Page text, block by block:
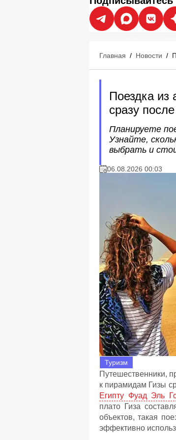
Главная / Новости /
Поездка из
сразу
Планируете
Узнайте,
выбрать и
06.08.2026 00:03
Туризм
Путешественники,
к пирамидам Гизы
Египту Фуад Эль
плато Гиза
объектов, такая
эффективно